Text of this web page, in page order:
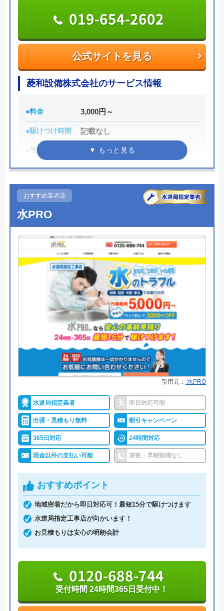
公式サイトを見る
林崎設備工業の基本情報
運営会社 林崎設備工業
所在地
〒028-7801
岩手県久慈市侍浜町外屋敷第7地割4-
対応エリア 久慈市、野田村、洋野町
林崎設備工業のクチコミ on
※クチコミの内容について
あみてじ
4 年前
Googleクチコミを見る
公式サイトを見る
019-654-2602
菱和設備株式会社のサービス情報
●料金 3,000円～
●駆けつけ時間 記載なし
●受付時間 記載なし
●定休日 記載なし
●累計実績
菱和設備株式会社がおすすめの理由
盛岡市近郊を中心に、岩手県内の15市町村にて上下
水道指定工事店の認定を受けている業者です。
創業から40年以上におよぶ老舗業者でもあり、長年
培われたノウハウと確かな技術力で地元の人々から
信頼を集めています。
キッチンまわりやトイレまわり、その他さまざまな
水回りトラブルに対応しており、電話またはホーム
ページより相談が可能です。
お客様ひとりひとりへの信頼関係を重視しているこ
とも特徴で、経験豊富なプロならではの目線で最適
な作業を提案してくれるため安心感があります。
盛岡市周辺のエリアにお住まいかつ、地域密着型の
業者に依頼したいというかたにおすすめです。
公式サイトを見る
019-654-2602
菱和設備株式会社のクチコミ on
4（2件のクチコミ）
※クチコミの内容について
おすすめ業者③
水PRO
引用元： 水PRO
水道局指定業者 即日対応可能
出張・見積もり無料 割引キャンペーン
365日対応 24時間対応
現金以外の支払い可能 深夜・早朝割増なし
おすすめポイント
地域密着だから即日対応可！最短15分で駆けつけます
水道局指定工事店が向かいます！
お見積もりは安心の明朗会計
0120-688-744
受付時間 24時間365日受付中！